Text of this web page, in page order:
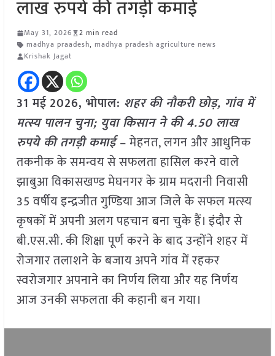
लाख रुपये की तगड़ी कमाई
May 31, 2026
2 min read
madhya praadesh, madhya pradesh agriculture news
Krishak Jagat
31 मई2026, भोपाल: शहर की नौकरी छोड़, गांव में
मत्स्य पालन चुना; युवा किसान ने की 4.50 लाख
रुपये की तगड़ी कमाई– मेहनत, लगन और आधुनिक
तकनीक के समन्वय से सफलता हासिल करने वाले
झाबुआ विकासखण्ड मेघनगर के ग्राम मदरानी निवासी
35 वर्षीय इन्द्रजीत गुण्डिया आज जिले के सफल मत्स्य
कृषकों में अपनी अलग पहचान बना चुके हैं। इंदौर से
बी.एस.सी. की शिक्षा पूर्ण करने के बाद उन्होंने शहर में
रोजगार तलाशने के बजाय अपने गांव में रहकर
स्वरोजगार अपनाने का निर्णय लिया और यह निर्णय
आज उनकी सफलता की कहानी बन गया।